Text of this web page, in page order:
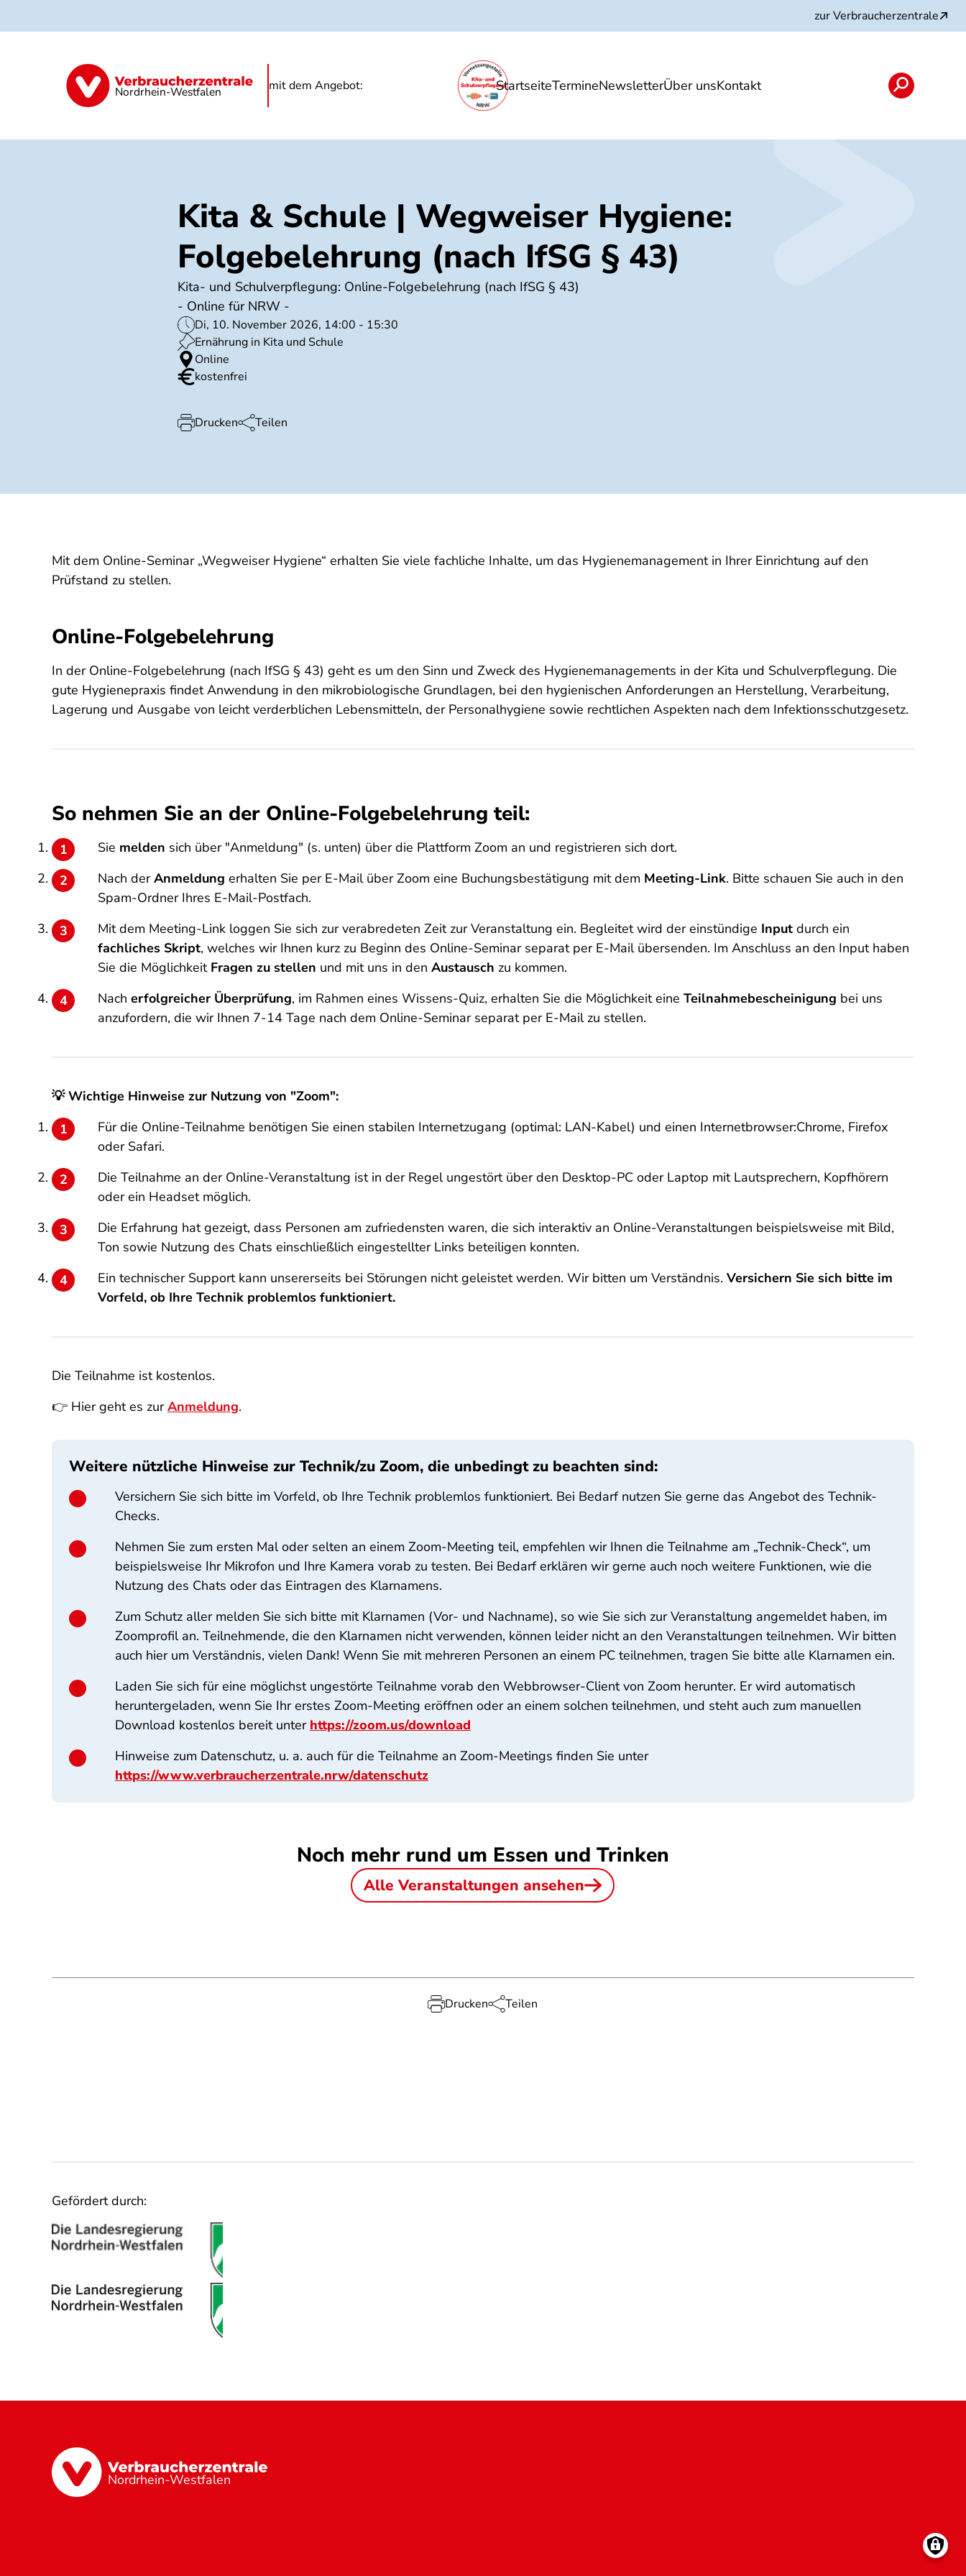
zur Verbraucherzentrale
Nordrhein-Westfalen mit dem Angebot: StartseiteTermineNewsletterÜber unsKontakt
Kindertagespflege Kita Schule Ernährungsbildung Unsere Angebote Projekte und Partner
Kita & Schule | Wegweiser Hygiene:
Folgebelehrung (nach IfSG § 43)
Kita- und Schulverpflegung: Online-Folgebelehrung (nach IfSG § 43)
- Online für NRW -
Di, 10. November 2026, 14:00 - 15:30
Ernährung in Kita und Schule
Online
kostenfrei
Drucken Teilen
Mit dem Online-Seminar „Wegweiser Hygiene“ erhalten Sie viele fachliche Inhalte, um das Hygienemanagement in Ihrer Einrichtung auf den
Prüfstand zu stellen.
Online-Folgebelehrung
In der Online-Folgebelehrung (nach IfSG § 43) geht es um den Sinn und Zweck des Hygienemanagements in der Kita und Schulverpflegung. Die
gute Hygienepraxis findet Anwendung in den mikrobiologische Grundlagen, bei den hygienischen Anforderungen an Herstellung, Verarbeitung,
Lagerung und Ausgabe von leicht verderblichen Lebensmitteln, der Personalhygiene sowie rechtlichen Aspekten nach dem Infektionsschutzgesetz.
So nehmen Sie an der Online-Folgebelehrung teil:
Sie melden sich über "Anmeldung" (s. unten) über die Plattform Zoom an und registrieren sich dort.
Nach derAnmeldung erhalten Sie per E-Mail über Zoom eine Buchungsbestätigung mit dem Meeting-Link. Bitte schauen Sie auch in den
Spam-Ordner Ihres E-Mail-Postfach.
Mit dem Meeting-Link loggen Sie sich zur verabredeten Zeit zur Veranstaltung ein. Begleitet wird der einstündige Input durch ein
fachliches Skript, welches wir Ihnen kurz zu Beginn des Online-Seminar separat per E-Mail übersenden. Im Anschluss an den Input haben
Sie die Möglichkeit Fragen zu stellen und mit uns in den Austausch zu kommen.
Nach erfolgreicher Überprüfung, im Rahmen eines Wissens-Quiz, erhalten Sie die Möglichkeit eine Teilnahmebescheinigung bei uns
anzufordern, die wir Ihnen 7-14 Tage nach dem Online-Seminar separat per E-Mail zu stellen.
💡 Wichtige Hinweise zur Nutzung von "Zoom":
Für die Online-Teilnahme benötigen Sie einen stabilen Internetzugang (optimal: LAN-Kabel) und einen Internetbrowser:Chrome, Firefox
oder Safari.
Die Teilnahme an der Online-Veranstaltung ist in der Regel ungestört über den Desktop-PC oder Laptop mit Lautsprechern, Kopfhörern
oder ein Headset möglich.
Die Erfahrung hat gezeigt, dass Personen am zufriedensten waren, die sich interaktiv an Online-Veranstaltungen beispielsweise mit Bild,
Ton sowie Nutzung des Chats einschließlich eingestellter Links beteiligen konnten.
Ein technischer Support kann unsererseits bei Störungen nicht geleistet werden. Wir bitten um Verständnis. Versichern Sie sich bitte im
Vorfeld, ob Ihre Technik problemlos funktioniert.
Die Teilnahme ist kostenlos.
👉 Hier geht es zurAnmeldung.
Weitere nützliche Hinweise zur Technik/zu Zoom, die unbedingt zu beachten sind:
Versichern Sie sich bitte im Vorfeld, ob Ihre Technik problemlos funktioniert. Bei Bedarf nutzen Sie gerne das Angebot des Technik-
Checks.
Nehmen Sie zum ersten Mal oder selten an einem Zoom-Meeting teil, empfehlen wir Ihnen die Teilnahme am „Technik-Check“, um
beispielsweise Ihr Mikrofon und Ihre Kamera vorab zu testen. Bei Bedarf erklären wir gerne auch noch weitere Funktionen, wie die
Nutzung des Chats oder das Eintragen des Klarnamens.
Zum Schutz aller melden Sie sich bitte mit Klarnamen (Vor- und Nachname), so wie Sie sich zur Veranstaltung angemeldet haben, im
Zoomprofil an. Teilnehmende, die den Klarnamen nicht verwenden, können leider nicht an den Veranstaltungen teilnehmen. Wir bitten
auch hier um Verständnis, vielen Dank! Wenn Sie mit mehreren Personen an einem PC teilnehmen, tragen Sie bitte alle Klarnamen ein.
Laden Sie sich für eine möglichst ungestörte Teilnahme vorab den Webbrowser-Client von Zoom herunter. Er wird automatisch
heruntergeladen, wenn Sie Ihr erstes Zoom-Meeting eröffnen oder an einem solchen teilnehmen, und steht auch zum manuellen
Download kostenlos bereit unter https://zoom.us/download
Hinweise zum Datenschutz, u. a. auch für die Teilnahme an Zoom-Meetings finden Sie unter
https://www.verbraucherzentrale.nrw/datenschutz
Noch mehr rund um Essen und Trinken
Alle Veranstaltungen ansehen
Drucken Teilen
Gefördert durch:
Nordrhein-Westfalen